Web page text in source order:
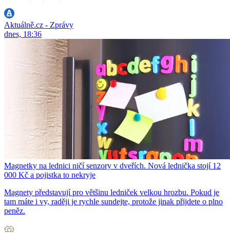
Aktuálně.cz - Zprávy
dnes, 18:36
Magnetky na lednici ničí senzory v dveřích. Nová lednička stojí 12
000 Kč a pojistka to nekryje
Magnety představují pro většinu ledniček velkou hrozbu. Pokud je
tam máte i vy, raději je rychle sundejte, protože jinak přijdete o plno
peněz.